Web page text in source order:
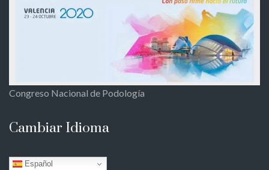
Congreso Nacional de Podología
Cambiar Idioma
Español